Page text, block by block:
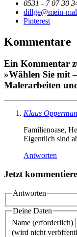
0531 - 7 07 30
dillge@mein-
Pinterest
Kommentare
Ein Kommentar
»Wählen Sie mit
Malerarbeiten
Klaus
Familienoase,
Eigentlich sind
Antworten
Jetzt
Antworten
Deine Daten
Name (erforderlich)
(wird nicht